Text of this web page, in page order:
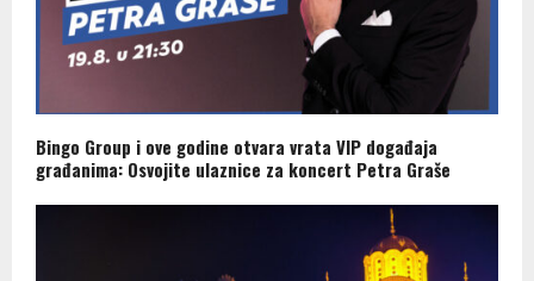
Bingo Group i ove godine otvara vrata VIP događaja
građanima: Osvojite ulaznice za koncert Petra Graše